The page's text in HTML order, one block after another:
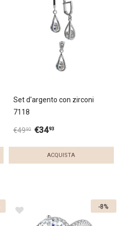
Set d'argento con zirconi
7118
€4990 €3493
ACQUISTA
-8%